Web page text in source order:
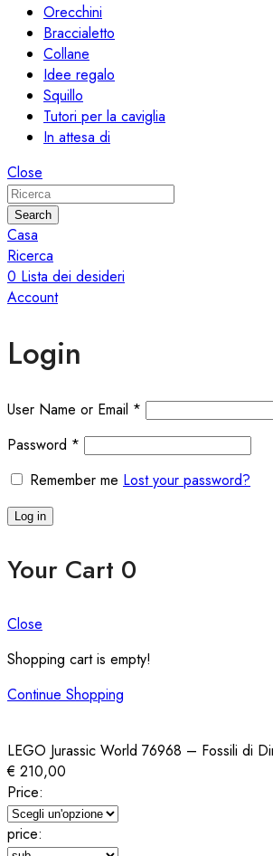
Orecchini
Braccialetto
Collane
Idee regalo
Squillo
Tutori per la caviglia
In attesa di
Close
Search
Casa
Ricerca
0 Lista dei desideri
Account
Login
User Name or Email *
Password *
Remember me Lost your password?
Log in
Your Cart 0
Close
Shopping cart is empty!
Continue Shopping
LEGO Jurassic World 76968 – Fossili di
€ 210,00
Price:
price: